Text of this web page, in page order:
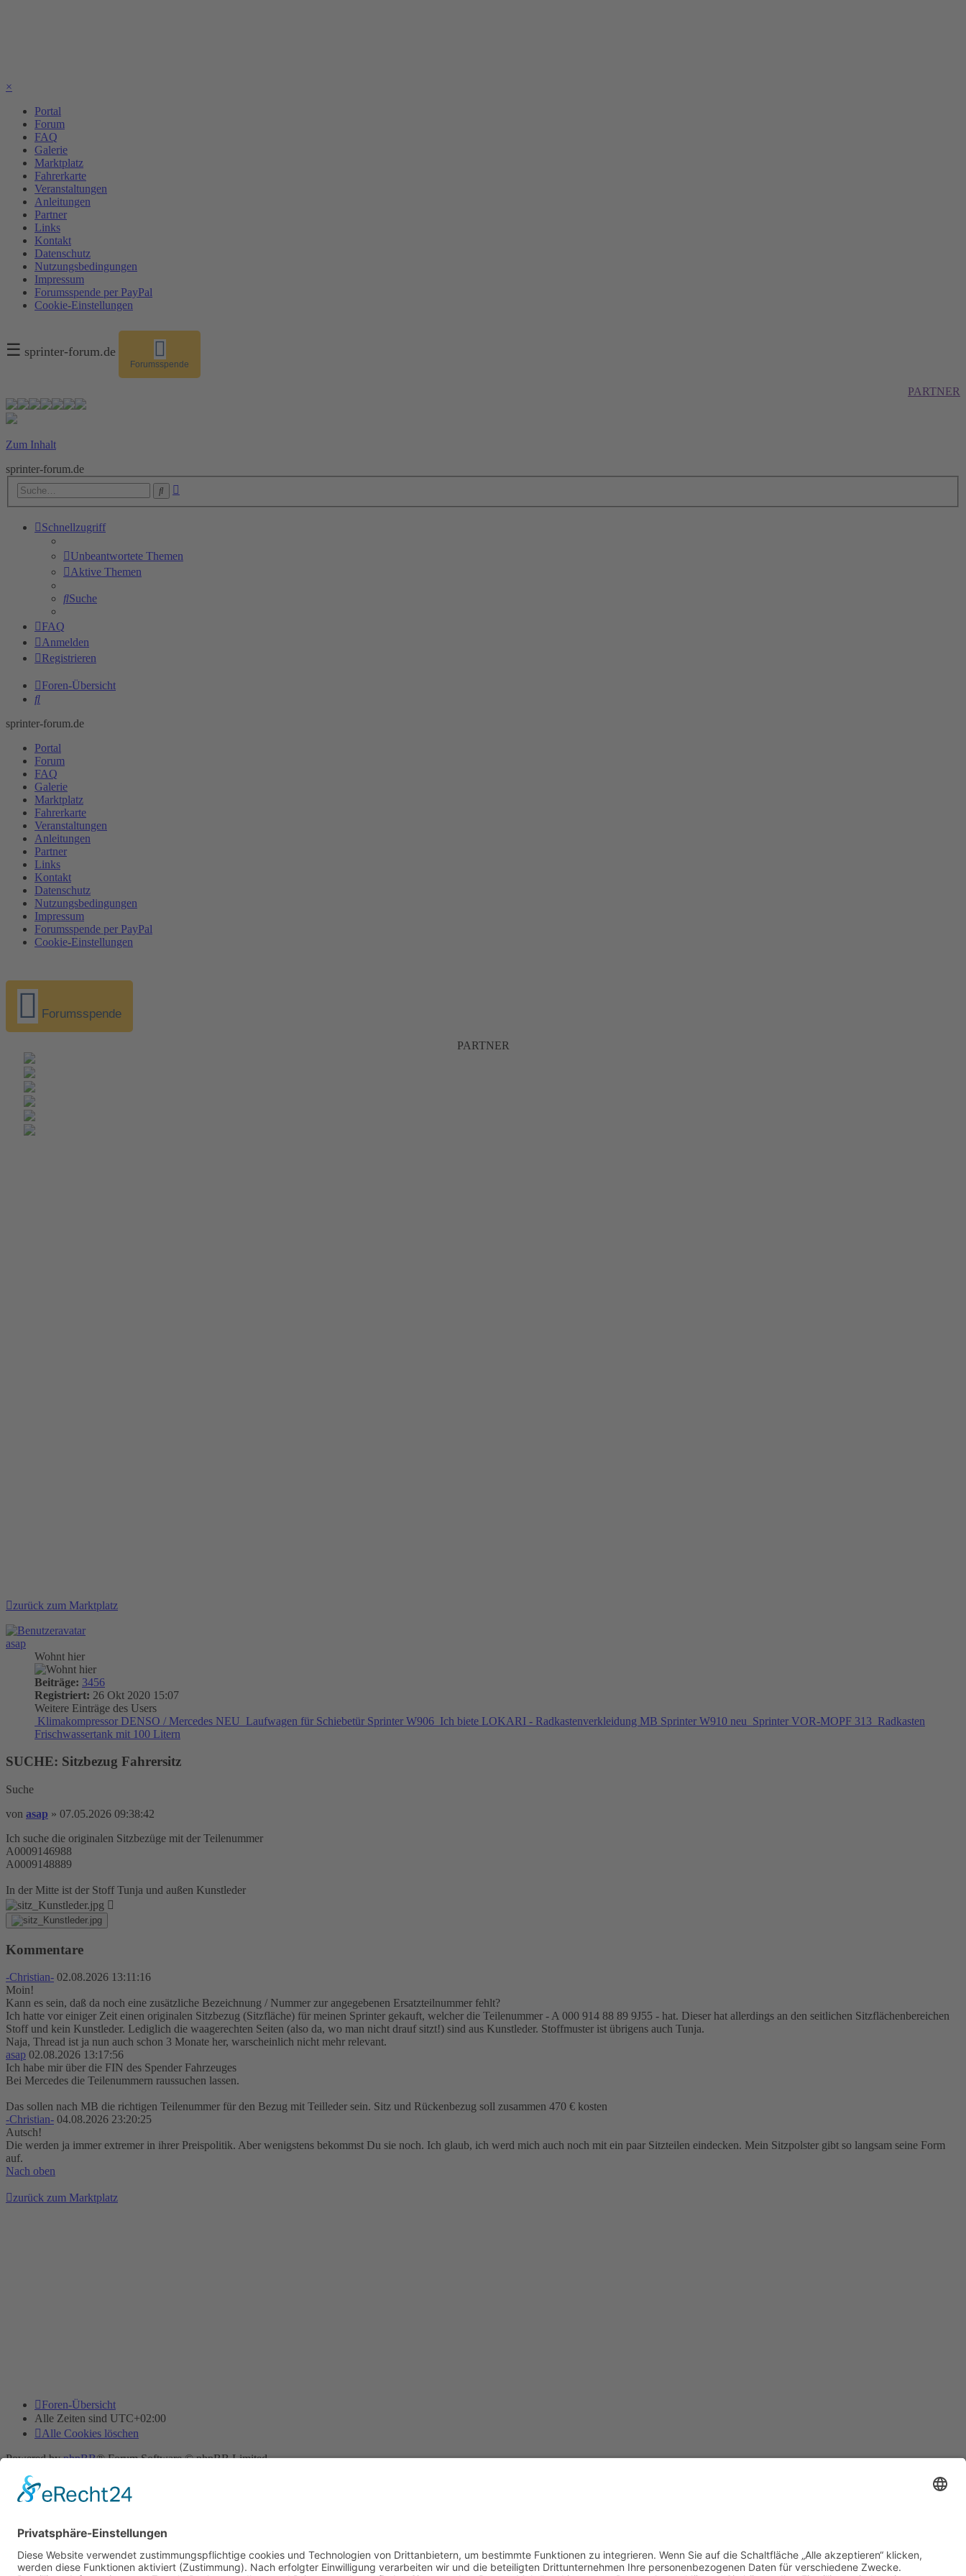
×
Portal
Forum
FAQ
Galerie
Marktplatz
Fahrerkarte
Veranstaltungen
Anleitungen
Partner
Links
Kontakt
Datenschutz
Nutzungsbedingungen
Impressum
Forumsspende per PayPal
Cookie-Einstellungen
☰ sprinter-forum.de
Forumsspende
PARTNER
Zum Inhalt
sprinter-forum.de
Suche
Schnellzugriff
Unbeantwortete Themen
Aktive Themen
Suche
FAQ
Anmelden
Registrieren
Foren-Übersicht
Suche
sprinter-forum.de
Portal
Forum
FAQ
Galerie
Marktplatz
Fahrerkarte
Veranstaltungen
Anleitungen
Partner
Links
Kontakt
Datenschutz
Nutzungsbedingungen
Impressum
Forumsspende per PayPal
Cookie-Einstellungen
Forumsspende
PARTNER
zurück zum Marktplatz
asap
Wohnt hier
Beiträge: 3456
Registriert: 26 Okt 2020 15:07
Weitere Einträge des Users
Klimakompressor DENSO / Mercedes NEU Laufwagen für Schiebetür Sprinter W906 Ich biete LOKARI - Radkastenverkleidung MB Sprinter W910 neu Sprinter VOR-MOPF 313 Radkasten
Frischwassertank mit 100 Litern
SUCHE: Sitzbezug Fahrersitz
Suche
von asap » 07.05.2026 09:38:42
Ich suche die originalen Sitzbezüge mit der Teilenummer
A0009146988
A0009148889
In der Mitte ist der Stoff Tunja und außen Kunstleder
Kommentare
-Christian- 02.08.2026 13:11:16
Moin!
Kann es sein, daß da noch eine zusätzliche Bezeichnung / Nummer zur angegebenen Ersatzteilnummer fehlt?
Ich hatte vor einiger Zeit einen originalen Sitzbezug (Sitzfläche) für meinen Sprinter gekauft, welcher die Teilenummer - A 000 914 88 89 9J55 - hat. Dieser hat allerdings an den seitlichen Sitzflächenbereichen
Stoff und kein Kunstleder. Lediglich die waagerechten Seiten (also da, wo man nicht drauf sitzt!) sind aus Kunstleder. Stoffmuster ist übrigens auch Tunja.
Naja, Thread ist ja nun auch schon 3 Monate her, warscheinlich nicht mehr relevant.
asap 02.08.2026 13:17:56
Ich habe mir über die FIN des Spender Fahrzeuges
Bei Mercedes die Teilenummern raussuchen lassen.
Das sollen nach MB die richtigen Teilenummer für den Bezug mit Teilleder sein. Sitz und Rückenbezug soll zusammen 470 € kosten
-Christian- 04.08.2026 23:20:25
Autsch!
Die werden ja immer extremer in ihrer Preispolitik. Aber wenigstens bekommst Du sie noch. Ich glaub, ich werd mich auch noch mit ein paar Sitzteilen eindecken. Mein Sitzpolster gibt so langsam seine Form
auf.
Nach oben
zurück zum Marktplatz
Foren-Übersicht
Alle Zeiten sind UTC+02:00
Alle Cookies löschen
Powered byphpBB® Forum Software © phpBB Limited
Deutsche Übersetzung durch
Datenschutz |Nutzungsbedingungen
Time: 0.026s| Peak Memory Usage: 11.63 MiB | GZIP: Off